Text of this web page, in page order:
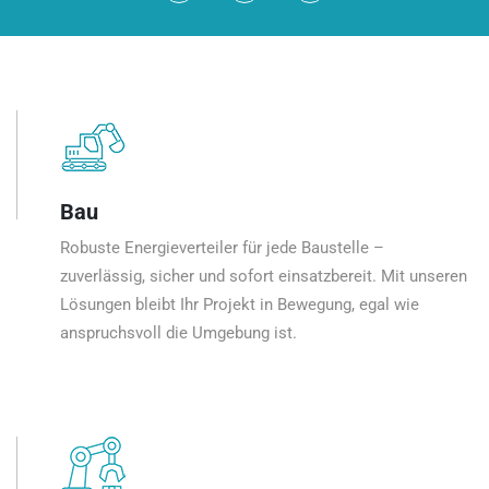
Bau
Robuste Energieverteiler für jede Baustelle –
zuverlässig, sicher und sofort einsatzbereit. Mit unseren
Lösungen bleibt Ihr Projekt in Bewegung, egal wie
anspruchsvoll die Umgebung ist.